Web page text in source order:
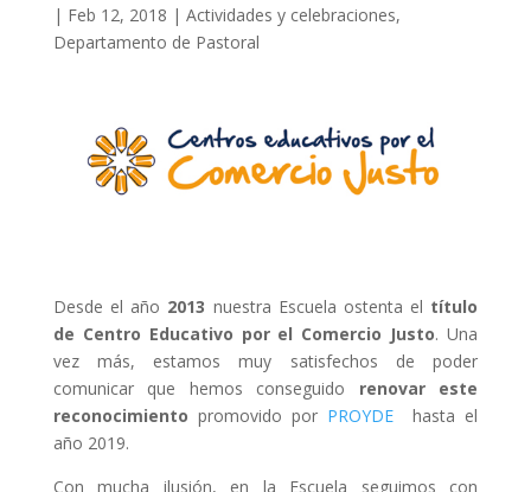
| Feb 12, 2018 | Actividades y celebraciones,
Departamento de Pastoral
Desde el año 2013 nuestra Escuela ostenta el título
de Centro Educativo por el Comercio Justo. Una
vez más, estamos muy satisfechos de poder
comunicar que hemos conseguido renovar este
reconocimiento promovido por PROYDEhasta el
año 2019.
Con mucha ilusión, en la Escuela seguimos con